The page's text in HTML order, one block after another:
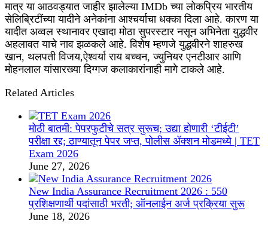
मात्र या आठवड्यात जाहीर झालेल्या IMDb च्या लोकप्रिय भारतीय
सेलिब्रिटींच्या यादीने अनेकांना आश्चर्याचा धक्का दिला आहे. कारण या
यादीत अव्वल स्थानावर एखादा मोठा सुपरस्टार नसून अभिनेता युद्धवीर
अहलावत याचे नाव झळकले आहे. विशेष म्हणजे युद्धवीरने शाहरुख
खान, थलपती विजय,ऐश्वर्या राय बच्चन, ज्युनियर एनटीआर आणि
मोहनलाल यांसारख्या दिग्गज कलाकारांनाही मागे टाकले आहे.
Related Articles
मोठी बातमी: पेपरफुटीचे सत्र सुरूच; उद्या होणारी ‘टीईटी’
परीक्षा रद्द; ठाण्यातून पेपर जप्त, पोलीस ॲक्शन मोडमध्ये | TET
Exam 2026
June 27, 2026
New India Assurance Recruitment 2026 : 550
प्रशिक्षणार्थी पदांसाठी भरती; ऑनलाईन अर्ज प्रक्रिया सुरू
June 18, 2026